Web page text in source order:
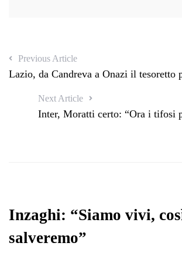
Previous Article
Lazio, da Candreva a Onazi il tesoretto
Next Article
Inter, Moratti certo: “Ora i tifosi
Inzaghi: “Siamo vivi,
salveremo”